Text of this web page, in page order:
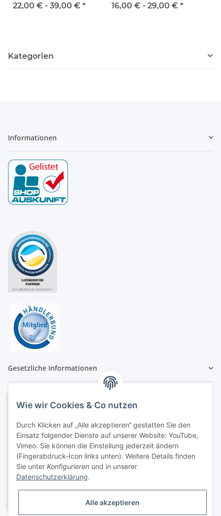
22,00 € - 39,00 € *
16,00 € - 29,00 € *
Kategorien
Informationen
Gesetzliche Informationen
Wie wir Cookies & Co nutzen
Durch Klicken auf „Alle akzeptieren“ gestatten Sie den
Einsatz folgender Dienste auf unserer Website: YouTube,
Vimeo. Sie können die Einstellung jederzeit ändern
(Fingerabdruck-Icon links unten). Weitere Details finden
Sie unter Konfigurieren und in unserer
Datenschutzerklärung.
Alle akzeptieren